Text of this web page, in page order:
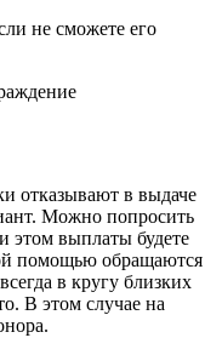
не сможете его
отказывают в выдаче
Можно попросить
этом выплаты будете
помощью обращаются
в кругу близких
В этом случае на